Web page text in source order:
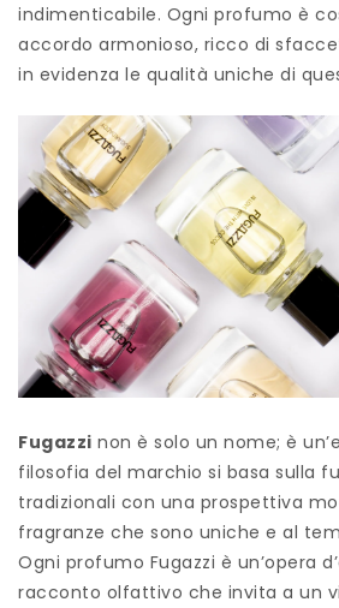
indimenticabile. Ogni profumo è
accordo armonioso, ricco di
in evidenza le qualità uniche di
Fugazzi non è solo un nome; è
filosofia del marchio si basa sulla
tradizionali con una prospettiva
fragranze che sono uniche e al
Ogni profumo Fugazzi è un’opera
racconto olfattivo che invita a un